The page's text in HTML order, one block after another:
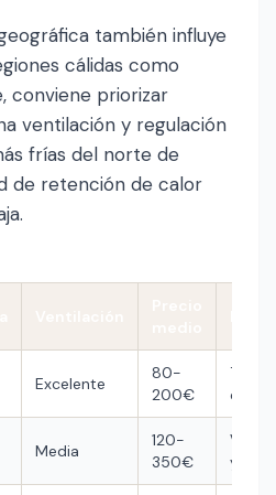
también influye
cálidas como
conviene priorizar
ventilación y regulación
frías del norte de
de retención de calor
Excelente
80-
200€
Media
120-
350€
y